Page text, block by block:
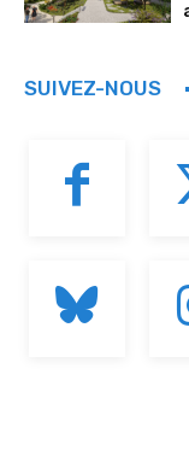
SUIVEZ-NOUS